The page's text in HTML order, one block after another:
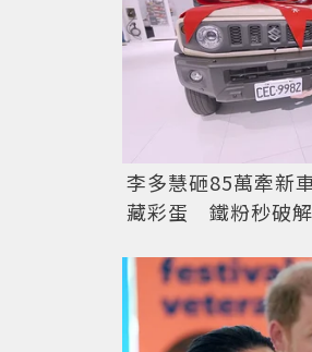
李多慧砸85萬牽新
藏彩蛋 鐵粉秒破